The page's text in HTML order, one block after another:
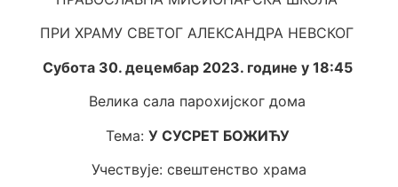
ПРИ ХРАМУ СВЕТОГ АЛЕКСАНДРА НЕВСКОГ
Субота 30. децембар 2023. године у 18:45
Велика сала парохијског дома
Тема: У СУСРЕТ БОЖИЋУ
Учествује: свештенство храма